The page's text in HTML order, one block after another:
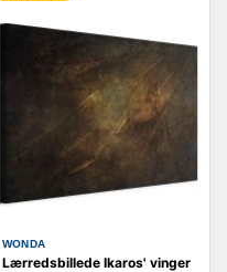
WONDA
Lærredsbillede Ikaros' vinger